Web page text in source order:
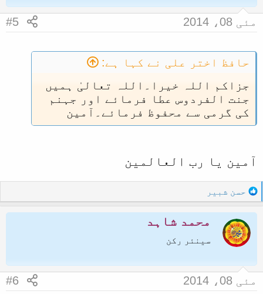
تَجِدُونَ مِنْ الْحَرِّ وَأَشَدُّ مَا تَجِدُونَ مِنْ
الزَّمْهَرِيرِ
( صحيح بخاری: 3260)
o
n
مئی 08، 2014 #5
حافظ اختر علی نے کہا ہے:
جزاکم اللہ خیرا۔اللہ تعالیٰ ہمیں
جنت الفردوس عطا فرمائے اور جہنم
کی گرمی سے محفوظ فرمائے۔آمین
آمین یا رب العالمین
R
e
a
c
t
o
n
حسن شبیر
محمد شاہد
سینئر رکن
مئی 08، 2014 #6